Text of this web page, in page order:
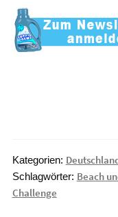
Kategorien:
Schlagwörter: Beach
Challenge